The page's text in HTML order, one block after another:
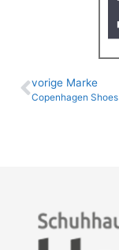
vo­ri­ge Marke
Copenhagen Shoes